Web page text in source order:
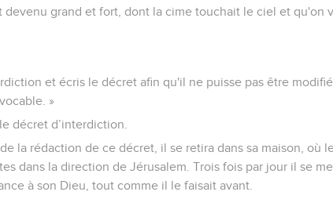
devenu grand et fort, dont la cime touchait le ciel et qu'on
et écris le décret afin qu'il ne puisse pas être
»
décret d’interdiction.
la rédaction de ce décret, il se retira dans sa maison, où
dans la direction de Jérusalem. Trois fois par jour il se
à son Dieu, tout comme il le faisait avant.